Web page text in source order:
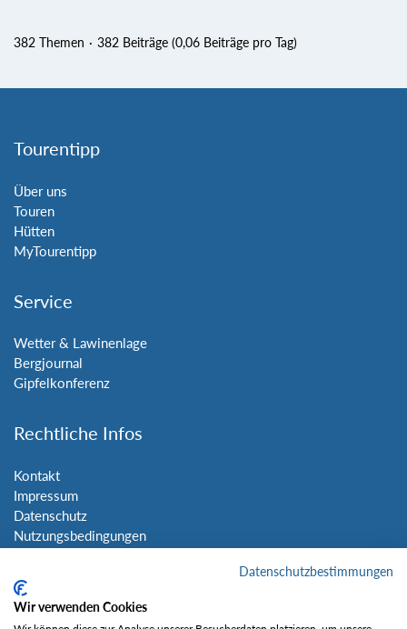
382 Themen 382 Beiträge (0,06 Beiträge pro Tag)
Tourentipp
Über uns
Touren
Hütten
MyTourentipp
Service
Wetter & Lawinenlage
Bergjournal
Gipfelkonferenz
Rechtliche Infos
Kontakt
Impressum
Datenschutz
Nutzungsbedingungen
Social Media
Datenschutzbestimmungen
Wir verwenden Cookies